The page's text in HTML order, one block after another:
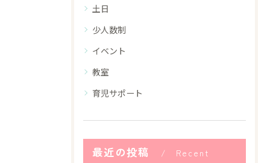
土日
少人数制
イベント
教室
育児サポート
最近の投稿
Recent